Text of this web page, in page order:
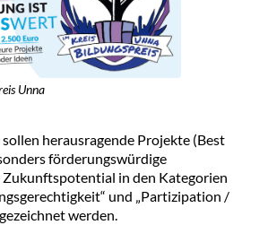
Unna
herausragende Projekte (Best
förderungswürdige
in den Kategorien
und „Partizipation /
werden.